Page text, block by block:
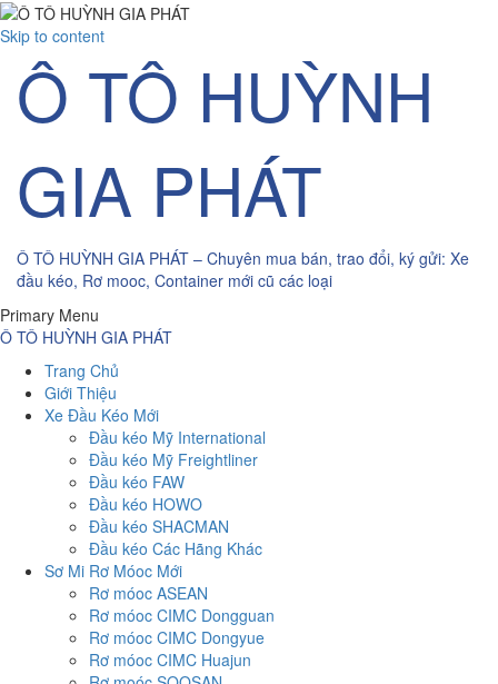
Skip to content
Ô TÔ HUỲNH
GIA PHÁT
Ô TÔ HUỲNH GIA PHÁT – Chuyên mua bán, trao đổi, ký gửi: Xe
đầu kéo, Rơ mooc, Container mới cũ các loại
Primary Menu
Ô TÔ HUỲNH GIA PHÁT
Trang Chủ
Giới Thiệu
Xe Đầu Kéo Mới
Đầu kéo Mỹ International
Đầu kéo Mỹ Freightliner
Đầu kéo FAW
Đầu kéo HOWO
Đầu kéo SHACMAN
Đầu kéo Các Hãng Khác
Sơ Mi Rơ Móoc Mới
Rơ móoc ASEAN
Rơ móoc CIMC Dongguan
Rơ móoc CIMC Dongyue
Rơ móoc CIMC Huajun